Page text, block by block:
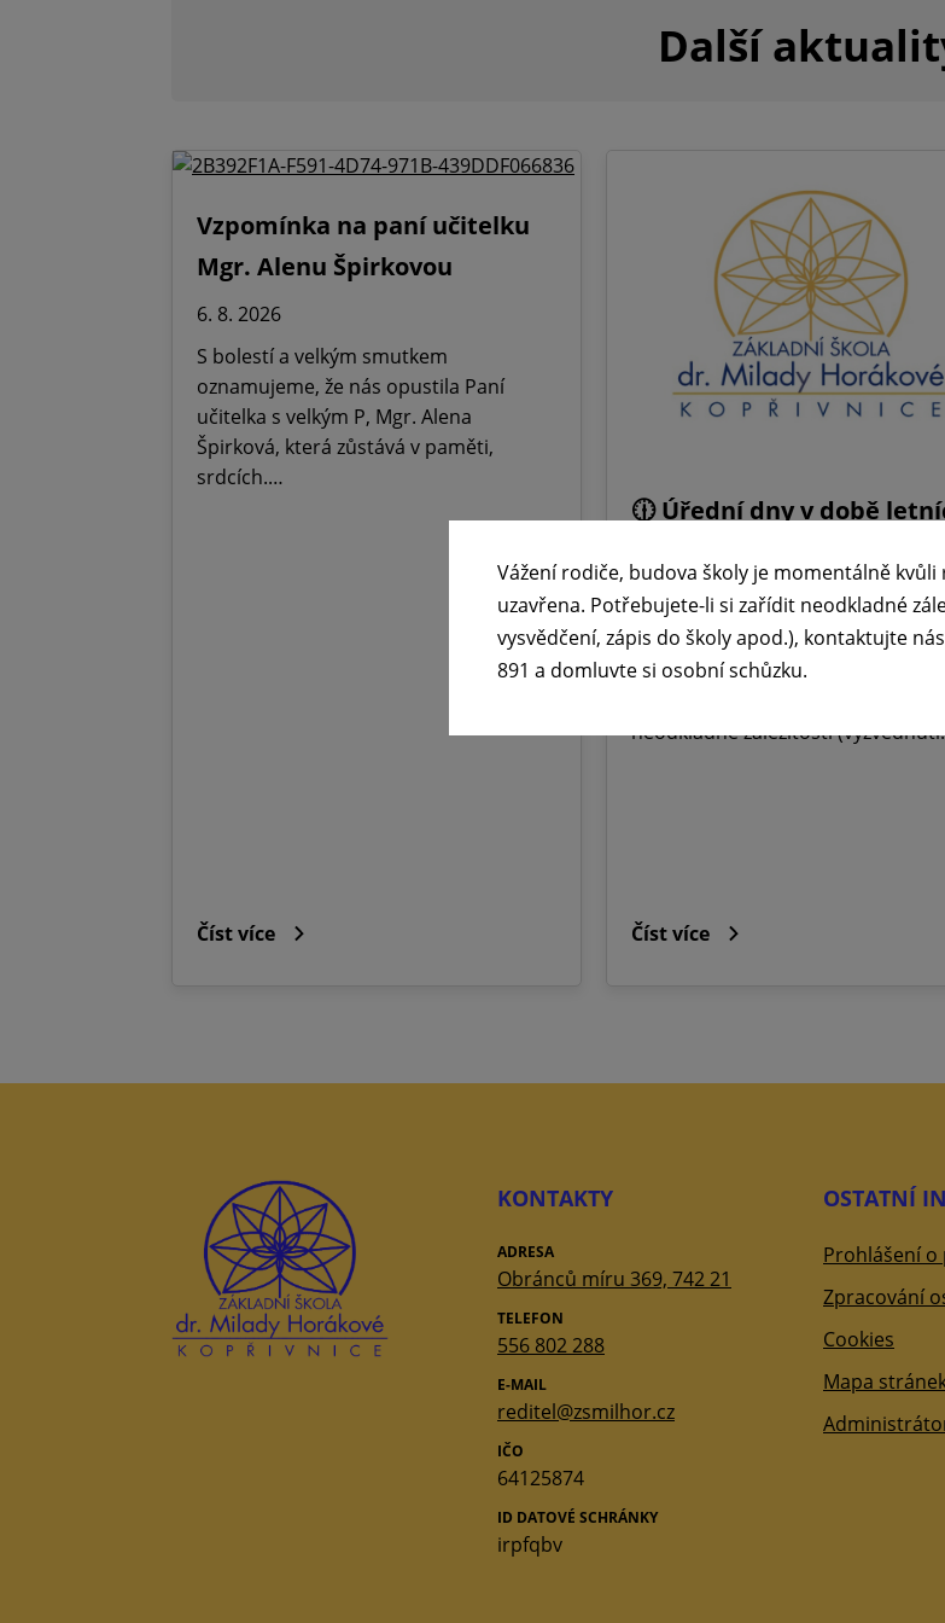
Další
Vzpomínka na paní učitelku
Mgr. Alenu Špirkovou
6. 8. 2026
S bolestí a velkým smutkem
oznamujeme, že nás opustila Paní
učitelka s velkým P, Mgr. Alena
Špirková, která zůstává v paměti,
srdcích.…
Číst více
🕧 Úřední dny v době
29. 6. 2026
Vážení rodiče, budova školy je
momentálně kvůli rekonstrukci
neodkladné záležitosti
Číst více
KONTAKTY
ADRESA
Obránců míru 369, 742 21
TELEFON
556 802 288
E-MAIL
reditel@zsmilhor.cz
IČO
64125874
ID DATOVÉ SCHRÁNKY
irpfqbv
OSTATNÍ
Prohlášení
Zpracování
Cookies
Mapa
Vážení rodiče, budova školy je momentálně
uzavřena. Potřebujete-li si zařídit neodkladné
vysvědčení, zápis do školy apod.), kontaktujte
891 a domluvte si osobní schůzku.